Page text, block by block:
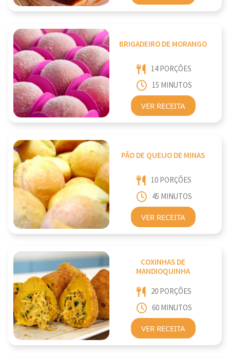
BRIGADEIRO DE MORANGO
14 PORÇÕES
15 MINUTOS
VER RECEITA
PÃO DE QUEIJO DE MINAS
10 PORÇÕES
45 MINUTOS
VER RECEITA
COXINHAS DE
MANDIOQUINHA
20 PORÇÕES
60 MINUTOS
VER RECEITA